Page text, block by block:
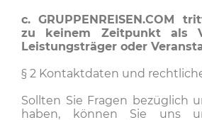
c. GRUPPENREISEN.COM
zu keinem Zeitpunkt als
Leistungsträger oder
§ 2 Kontaktdaten und
Sollten Sie Fragen bezüglich
haben, können Sie uns